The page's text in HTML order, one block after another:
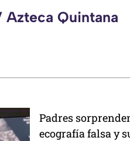
Azteca Quintana
Padres
ecografía falsa y